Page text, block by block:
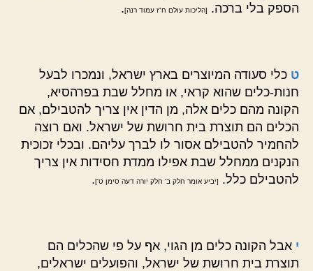
הספק בלי ברכה.
[הליכות עולם ח"ז עמוד רנה].
ט כלי סעודה המיוצרים בארץ ישראל, ונמכרו לבעל
חנות-כלים שהוא קראי, או מחלל שבת בפרהסיא,
הקונה מהם כלים אלה, מן הדין אין צריך להטבילם, אם
הכלים הם תוצרת בית חרושת של ישראל. ואם רוצה
להחמיר להטבילם אסור לו לברך עליהם. ובכלי זכוכית
הנקנים ממחלל שבת אפילו ממדת חסידות אין צריך
להטבילם כלל.
[יביע אומר חלק ב' חלק יורה דעה סימן ט'].
י אבל הקונה כלים מן הגוי, אף על פי שהכלים הם
תוצרת בית חרושת של ישראל, והפועלים ישראלים,